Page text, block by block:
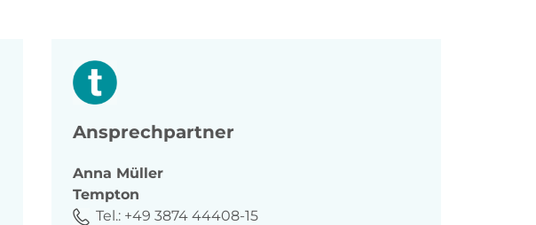
Ansprechpartner
Anna Müller
Tempton
Tel.: +49 3874 44408-15